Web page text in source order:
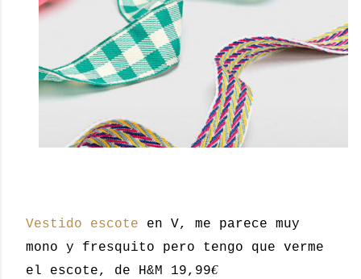
Vestido escote en V, me parece muy
mono y fresquito pero tengo que verme
el escote, de H&M 19,99€